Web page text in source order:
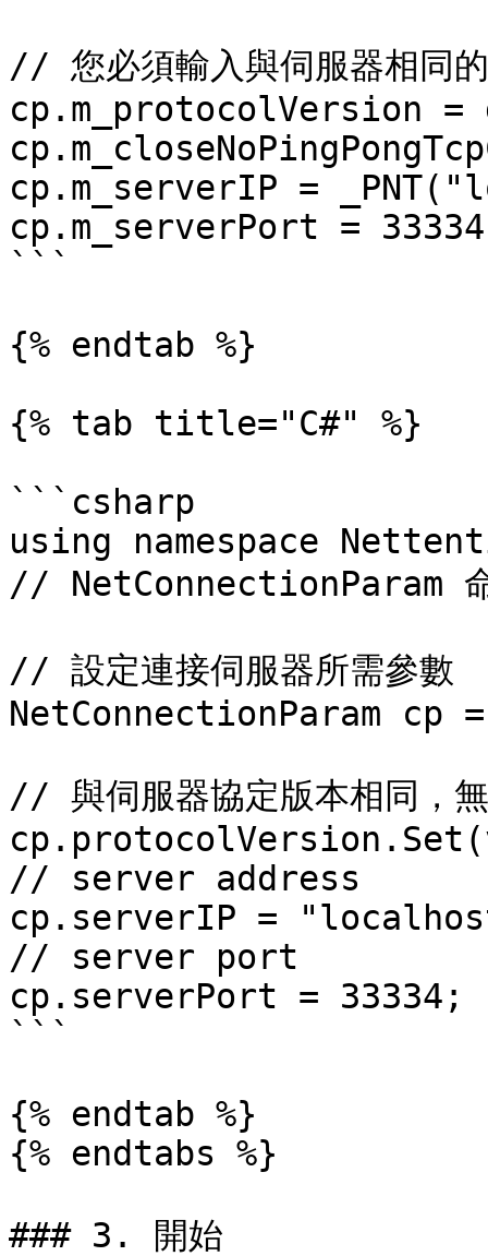
// 您必須輸入與伺服器相同
cp.m_protocolVersion
cp.m_serverIP =
cp.m_serverPort =
```
{% endtab %}
{% tab title="C#" %}
```csharp
using namespace
// NetConnectionParam 命
// 設定連接伺服器所需參數
NetConnectionParam cp
// 與伺服器協定版本相同，
// server address
cp.serverIP =
// server port
cp.serverPort = 33334;
```
{% endtab %}
{% endtabs %}
### 3. 開始